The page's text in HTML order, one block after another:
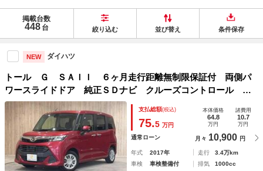
掲載台数
448 台 絞り込む 並び替え 条件保存
NEW ダイハツ
トール Ｇ ＳＡＩＩ ６ヶ月走行距離無制限保証付 両側パ
ワースライドドア 純正ＳＤナビ クルーズコントロール バ
ックカメラ 衝突軽減ブレーキ フルセグＴＶ Ｂｌｕｅｔｏ
ｏｔｈ ＨＩＤヘッドライト パーキングアシスト
支払総額(税込)
75.5 万円
本体価格
64.8
万円
諸費用
10.7
万円
通常ローン 月々 10,900 円
年式 2017年 走行
3.4万km
車検
車検整備付 排気
1000cc